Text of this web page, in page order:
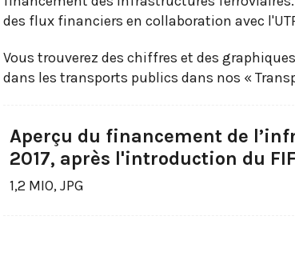
des flux financiers en collaboration avec
Vous trouverez des chiffres et des
dans les transports publics dans nos «
Aperçu du financement de
2017, après l'introduction du
1,2 MIO, JPG